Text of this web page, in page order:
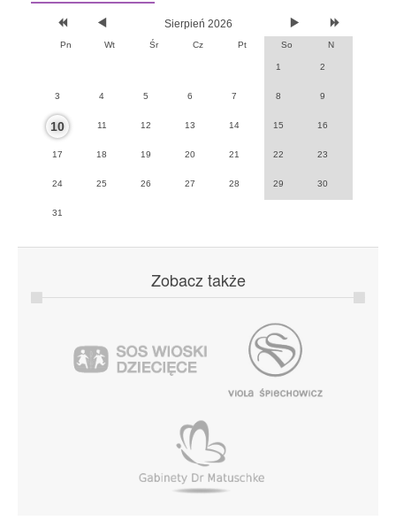
Sierpień 2026
Pn Wt Śr Cz Pt So N
1 2
3 4 5 6 7 8 9
10 11 12 13 14 15 16
17 18 19 20 21 22 23
24 25 26 27 28 29 30
31
Zobacz także